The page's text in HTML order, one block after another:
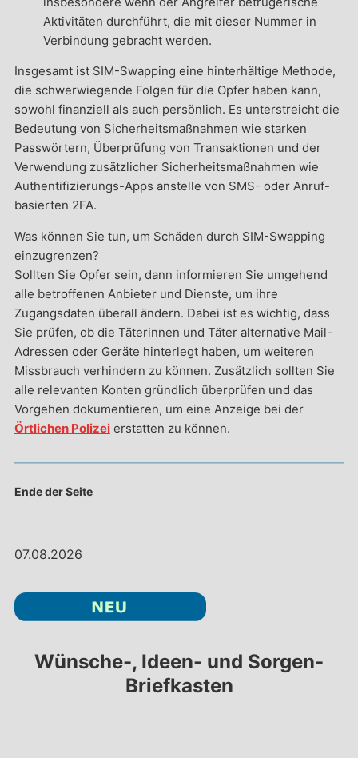
07.08.2026
Wünsche-, Ideen- und Sorgen-
Briefkasten
Aktivitäten durchführt, die mit dieser Nummer in
Verbindung gebracht werden.
Insgesamt ist SIM-Swapping eine hinterhältige Methode,
die schwerwiegende Folgen für die Opfer haben kann,
sowohl finanziell als auch persönlich. Es unterstreicht die
Bedeutung von Sicherheitsmaßnahmen wie starken
Passwörtern, Überprüfung von Transaktionen und der
Verwendung zusätzlicher Sicherheitsmaßnahmen wie
Authentifizierungs-Apps anstelle von SMS- oder Anruf-
basierten 2FA.
Was können Sie tun, um Schäden durch SIM-Swapping
einzugrenzen?
Sollten Sie Opfer sein, dann informieren Sie umgehend
alle betroffenen Anbieter und Dienste, um ihre
Zugangsdaten überall ändern. Dabei ist es wichtig, dass
Sie prüfen, ob die Täterinnen und Täter alternative Mail-
Adressen oder Geräte hinterlegt haben, um weiteren
Missbrauch verhindern zu können. Zusätzlich sollten Sie
alle relevanten Konten gründlich überprüfen und das
Vorgehen dokumentieren, um eine Anzeige bei der
Örtlichen Polizeierstatten zu können.
Ende der Seite